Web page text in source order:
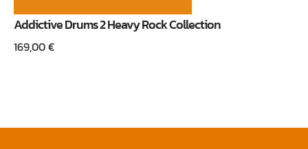
Addictive Drums 2 Heavy Rock Collection
169,00€